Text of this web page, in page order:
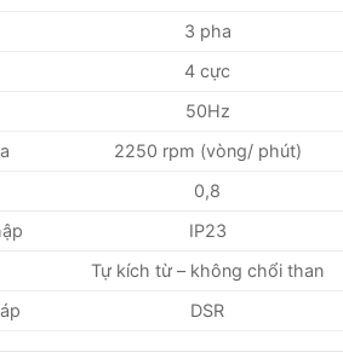
3 pha
4 cực
50Hz
2250 rpm (vòng/ phút)
0,8
IP23
Tự kích từ – không chổi than
DSR